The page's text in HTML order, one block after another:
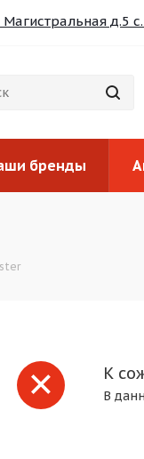
д.5
бренды
К
В